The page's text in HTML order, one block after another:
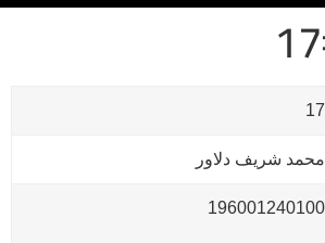
17
محمد شريف دلاور
196001240100